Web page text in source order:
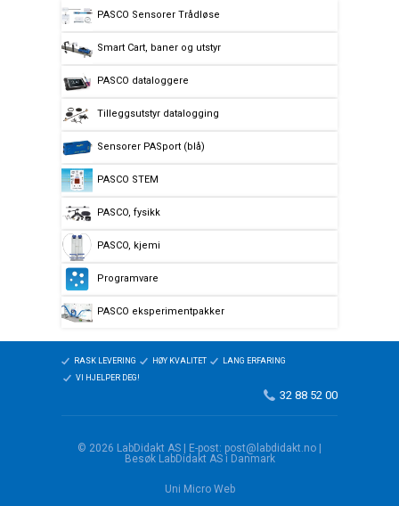
PASCO Sensorer Trådløse
Smart Cart, baner og utstyr
PASCO dataloggere
Tilleggsutstyr datalogging
Sensorer PASport (blå)
PASCO STEM
PASCO, fysikk
PASCO, kjemi
Programvare
PASCO eksperimentpakker
RASK LEVERING HØY KVALITET
LANG ERFARING
VI HJELPER DEG!
32 88 52 00
© 2026 LabDidakt AS | E-post: post@labdidakt.no |
Besøk LabDidakt AS i Danmark
Uni Micro Web